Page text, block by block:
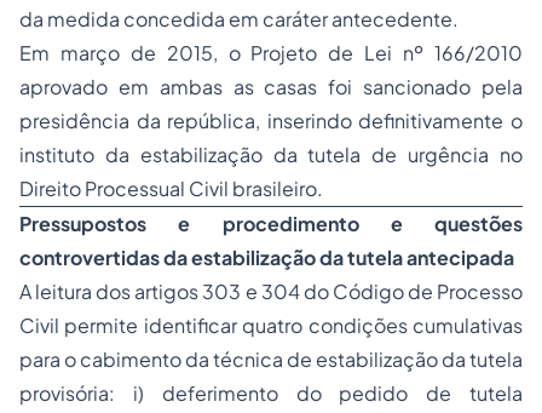
da medida concedida em caráter antecedente.
Em março de 2015, o Projeto de Lei nº 166/2010
aprovado em ambas as casas foi sancionado pela
presidência da república, inserindo definitivamente o
instituto da estabilização da tutela de urgência no
Direito Processual Civil brasileiro.
Pressupostos e procedimento e questões
controvertidas da estabilização da tutela antecipada
A leitura dos artigos 303 e 304 do Código de Processo
Civil permite identificar quatro condições cumulativas
para o cabimento da técnica de estabilização da tutela
provisória: i) deferimento do pedido de tutela